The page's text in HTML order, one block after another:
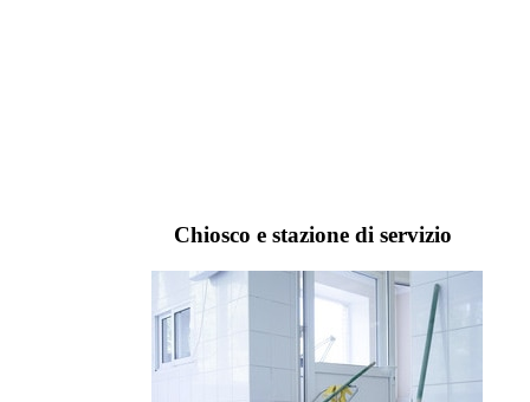
Chiosco e stazione di servizio